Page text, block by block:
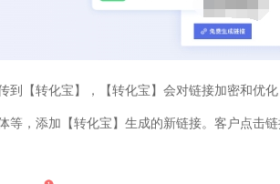
到【转化宝】，【转化宝】会对链接加密和优化
等，添加【转化宝】生成的新链接。客户点击